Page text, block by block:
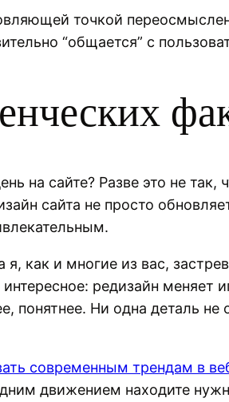
точкой
“общается” с
на сайте? Разве это не
сайта не просто
как и многие из вас,
редизайн меняет
понятнее. Ни одна деталь
современным трендам в
движением находите